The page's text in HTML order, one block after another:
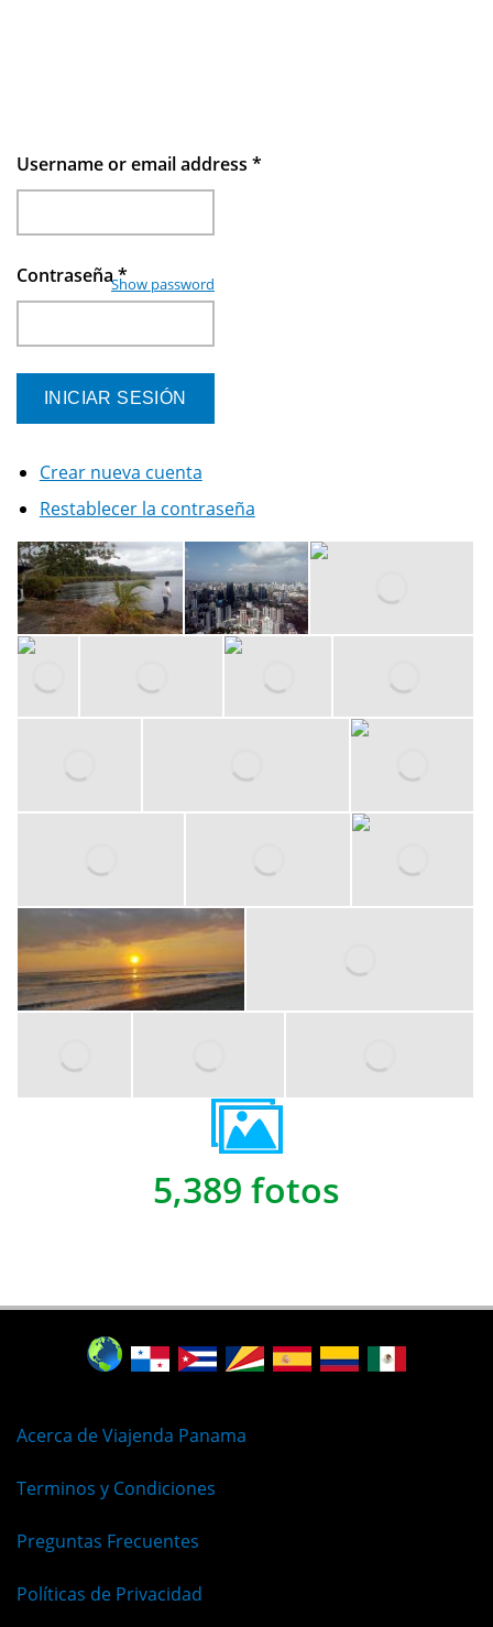
Username or email address *
Contraseña*
Show password
Crear nueva cuenta
Restablecer la contraseña
5,389 fotos
Acerca de Viajenda Panama
Terminos y Condiciones
Preguntas Frecuentes
Políticas de Privacidad